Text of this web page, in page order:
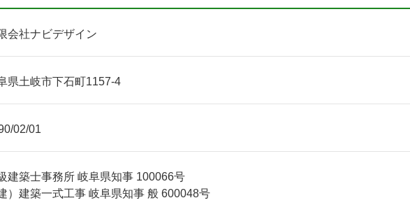
会社ナビデザイン
県土岐市下石町1157-4
02/01
建築士事務所 岐阜県知事 100066号
建）建築一式工事 岐阜県知事 般 600048号